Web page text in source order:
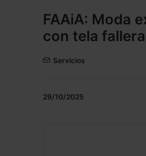
FAAiA: Moda
con tela
Servicios
29/10/2025